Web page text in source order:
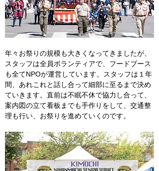
年々お祭りの規模も大きくなってきましたが、
スタッフは全員ボランティアで、フードブース
も全てNPOが運営しています。スタッフは１年
間、あれこれと話し合って細部に至るまで決め
ていきます。直前は不眠不休で協力し合って、
案内図の立て看板までも手作りをして、交通整
理も行い、お祭りを進めていくのです。